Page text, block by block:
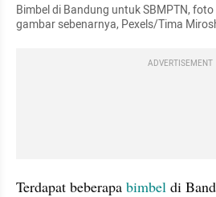
Bimbel di Bandung untuk SBMPTN,
gambar sebenarnya, Pexels/Tima
ADVERTISEMENT
Terdapat beberapa bimbel di